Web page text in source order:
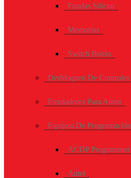
Fundas Silicon
Memorias
Switch Botón
Desbloqueo De Controles
Emuladores Para Autos
Equipos De Programación
ACDP Programmer
Autel